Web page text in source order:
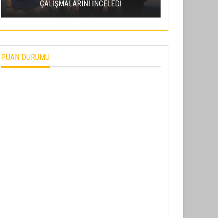
ÇALIŞMALARINI İNCELEDİ
PUAN DURUMU